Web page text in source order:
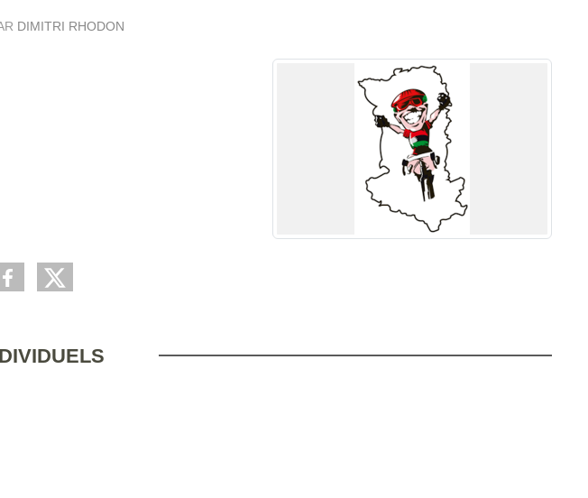
DIMITRI RHODON